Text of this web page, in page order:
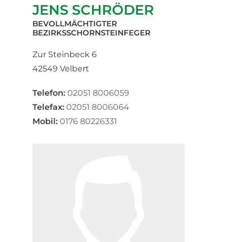
JENS SCHRÖDER
BEVOLLMÄCHTIGTER
BEZIRKSSCHORNSTEINFEGER
Zur Steinbeck 6
42549 Velbert
Telefon: 02051 8006059
Telefax: 02051 8006064
Mobil: 0176 80226331